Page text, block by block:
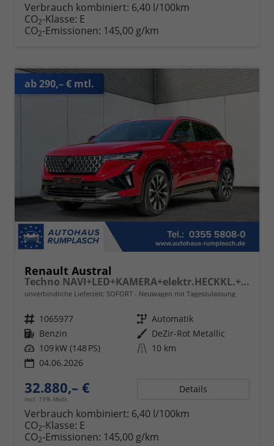
Verbrauch kombiniert: 6,40 l/100km
CO2-Klasse: E
CO2-Emissionen: 145,00 g/km
ab 290,– € mtl.
Renault Austral
Techno NAVI+LED+KAMERA+elektr.HECKKL.+19"LM
unverbindliche Lieferzeit: SOFORT Neuwagen mit Tageszulassung
Fahrzeugnr. 1065977 Getriebe Automatik
Kraftstoff Benzin Außenfarbe DeZir-Rot Metallic
Leistung 109 kW (148 PS) Kilometerstand 10 km
04.06.2026
32.880,– €
incl. 19% MwSt.
Details
Verbrauch kombiniert: 6,40 l/100km
CO2-Klasse: E
CO2-Emissionen: 145,00 g/km